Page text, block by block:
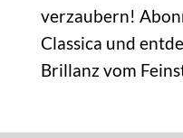
verzaubern!
Classica und
Brillanz vom